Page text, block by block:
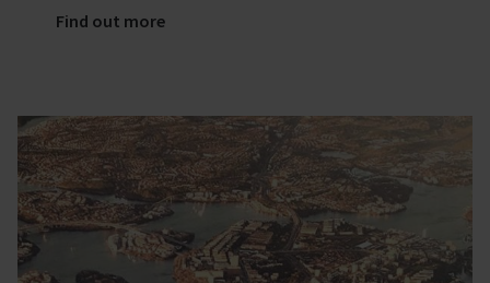
Find out more